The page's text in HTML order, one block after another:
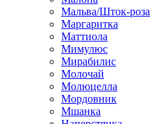
Мальва/Шток-роза
Маргаритка
Маттиола
Мимулюс
Мирабилис
Молочай
Молюцелла
Мордовник
Мшанка